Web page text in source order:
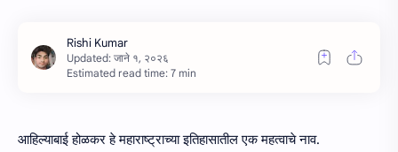
Estimated read time: 7 min
आहिल्याबाई होळकर हे महाराष्ट्राच्या इतिहासातील एक महत्वाचे नाव.